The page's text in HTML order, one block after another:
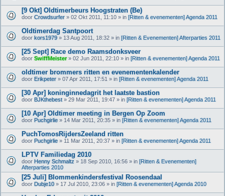
)
[9 Okt] Oldtimerbeurs Hoogstraten (Be)
door Crowdsurfer » 02 Okt 2011, 11:10 » in [Ritten & evenementen] Agenda 2011
Oldtimerdag Santpoort
door kors1979 » 13 Aug 2011, 18:32 » in [Ritten & Evenementen] Afterparties 2011
[25 Sept] Race demo Raamsdonksveer
door SwiffMeister» 02 Jun 2011, 22:10 » in [Ritten & evenementen] Agenda 2011
oldtimer brommers ritten en evenementenkalender
door Erikpeter » 07 Apr 2011, 17:51 » in [Ritten & evenementen] Agenda 2011
[30 Apr] koninginnedagrit het laatste bastion
door BJKthebest » 29 Mar 2011, 19:47 » in [Ritten & evenementen] Agenda 2011
[10 Apr] Oldtimer meeting in Bergen Op Zoom
door Puchgirlie » 14 Mar 2011, 20:35 » in [Ritten & evenementen] Agenda 2011
PuchTomosRijdersZeeland ritten
door Puchgirlie » 11 Mar 2011, 20:37 » in [Ritten & evenementen] Agenda 2011
LPTV Familiedag 2010
door Henny Schmaltz » 18 Sep 2010, 16:56 » in [Ritten & Evenementen]
Afterparties 2010
[25 Juli] Blommenkindersfestival Roosendaal
door Dubje10 » 17 Jul 2010, 23:06 » in [Ritten & evenementen] Agenda 2010